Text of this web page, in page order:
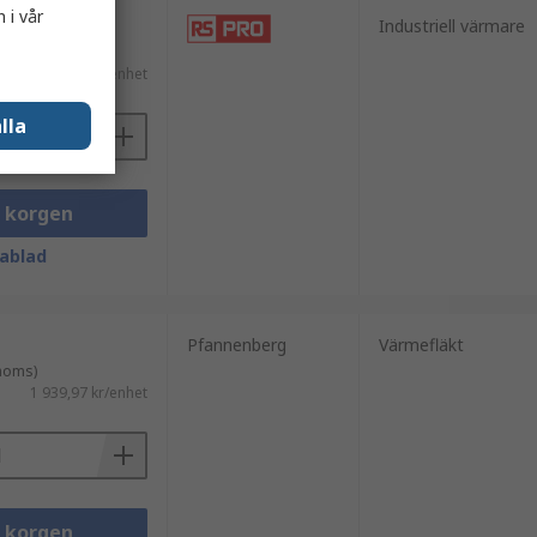
1 298,89 kr/enhet
korgen
Industriell värmare
1 939,97 kr/enhet
Pfannenberg Värmefläkt
i vår